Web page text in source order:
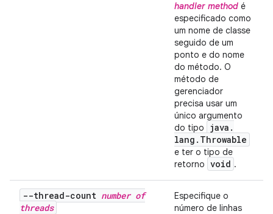
handler method é
especificado como
um nome de classe
seguido de um
ponto e do nome
do método. O
método de
gerenciador
precisa usar um
único argumento
do tipo
java .
lang . Throwable
e ter o tipo de
retorno void .
--thread-count number of
threads
Especifique o
número de linhas